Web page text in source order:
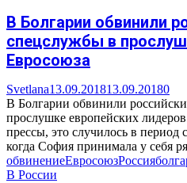
В Болгарии обвинили
спецслужбы в
Евросоюза
Svetlana13.09.201813.09.20180
В Болгарии обвинили
прослушке европейских
прессы, это случилось в период
когда София принимала у себя
обвинениеЕвросоюзРоссия
В России